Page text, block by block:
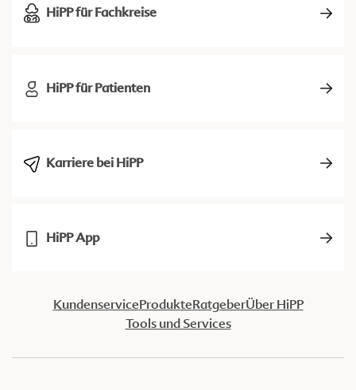
HiPP für Fachkreise
HiPP für Patienten
Karriere bei HiPP
HiPP App
KundenserviceProdukteRatgeberÜber HiPP
Tools und Services